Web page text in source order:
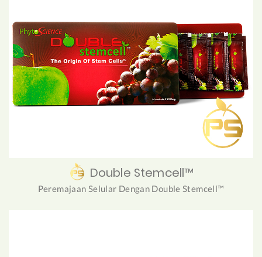
Double Stemcell™
Peremajaan Selular Dengan Double Stemcell™